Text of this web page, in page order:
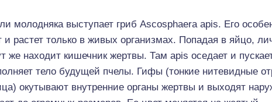
молодняка выступает гриб Ascosphaera apis. Его
растет только в живых организмах. Попадая в яйцо,
же находит кишечник жертвы. Там apis оседает и
тело будущей пчелы. Гифы (тонкие нитевидные
окутывают внутренние органы жертвы и выходят